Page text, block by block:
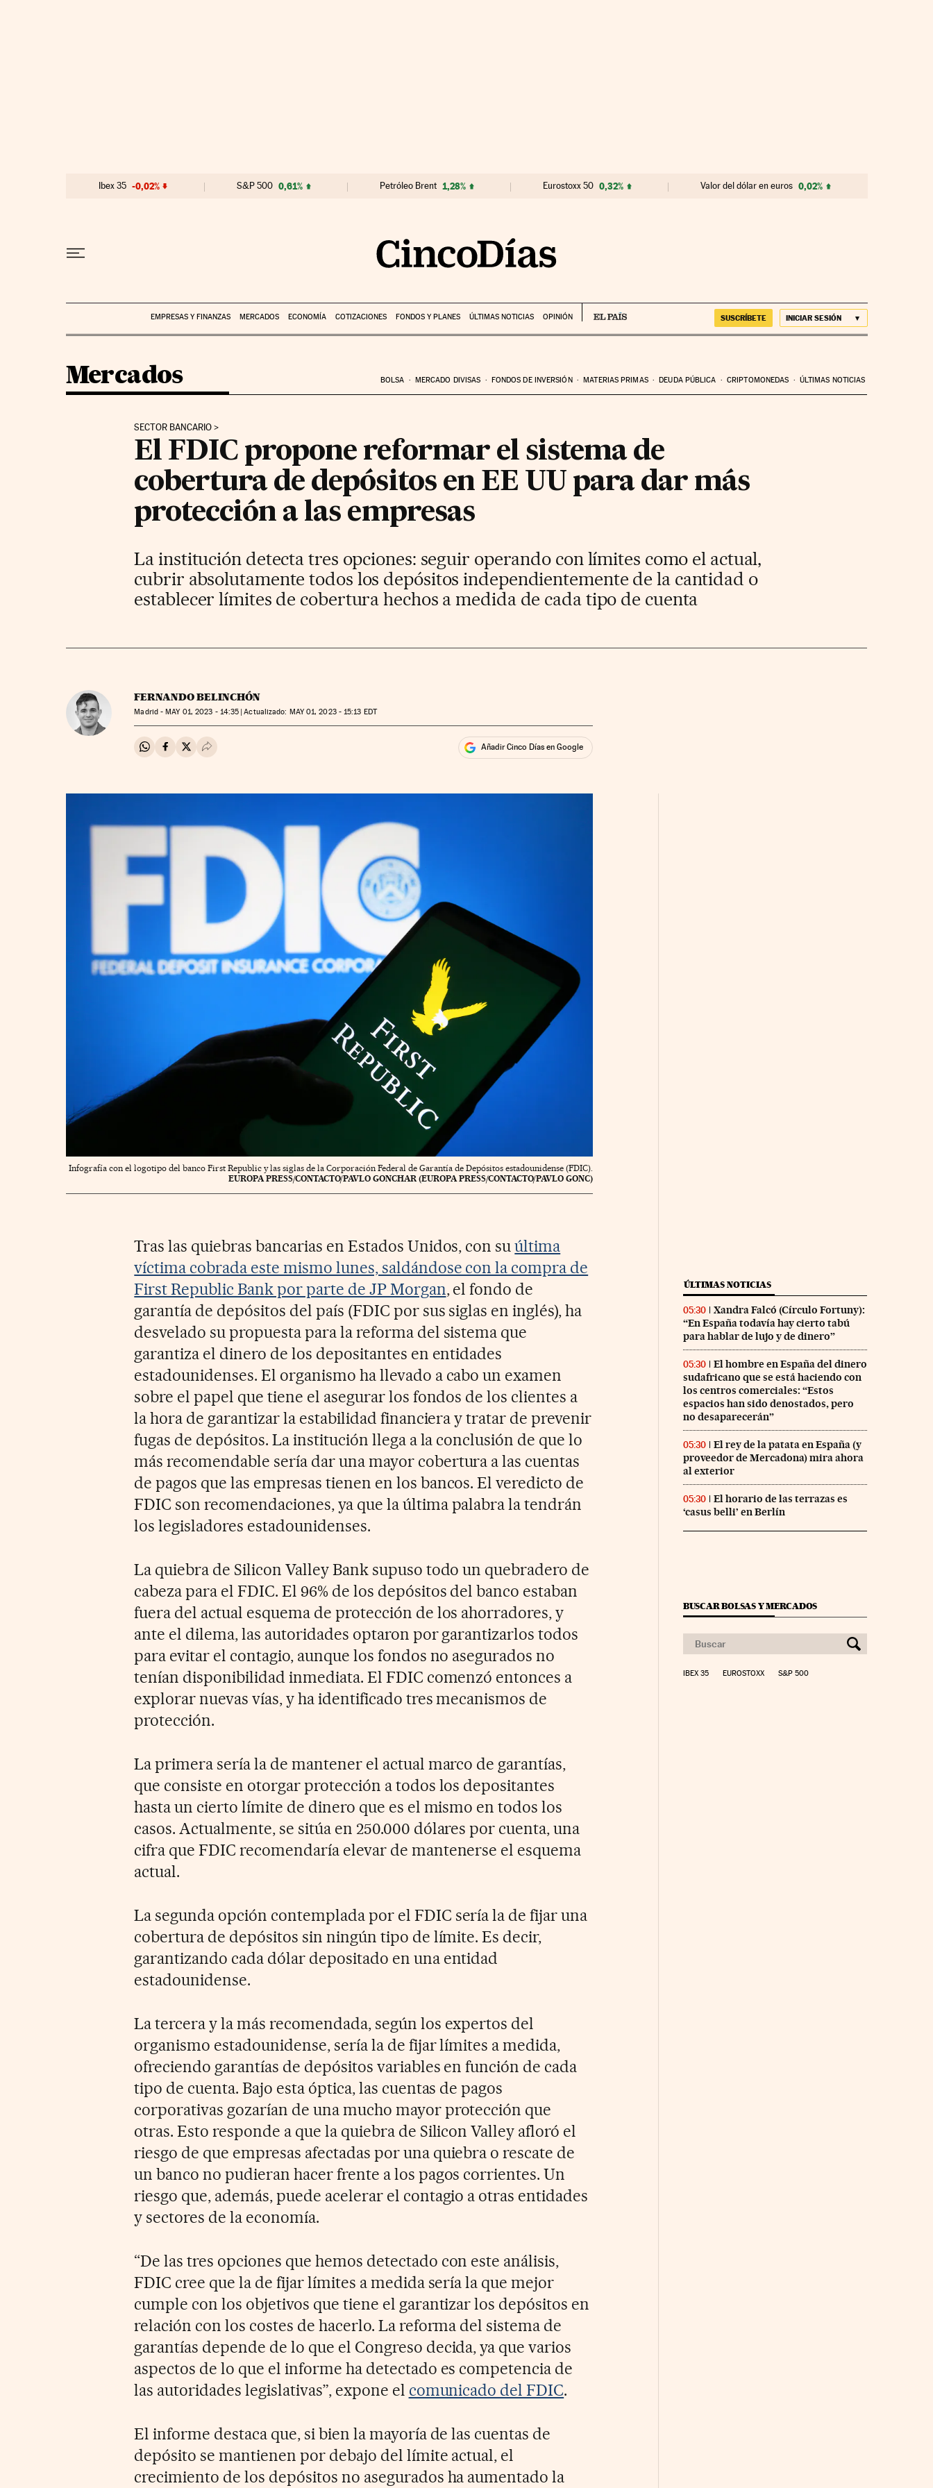
Ibex 35 -0,02% S&P 500 0,61% Petróleo Brent 1,28% Eurostoxx 50 0,32% Valor del dólar en euros 0,02%
EMPRESAS Y FINANZAS MERCADOS ECONOMÍA COTIZACIONES FONDOS Y PLANES ÚLTIMAS NOTICIAS OPINIÓN SUSCRÍBETE INICIAR SESIÓN
Mercados BOLSA MERCADO DIVISAS FONDOS DE INVERSIÓN MATERIAS PRIMAS DEUDA PÚBLICA CRIPTOMONEDAS ÚLTIMAS NOTICIAS
SECTOR BANCARIO
El FDIC propone reformar el sistema de
cobertura de depósitos en EE UU para dar más
protección a las empresas
La institución detecta tres opciones: seguir operando con límites como el actual,
cubrir absolutamente todos los depósitos independientemente de la cantidad o
establecer límites de cobertura hechos a medida de cada tipo de cuenta
FERNANDO BELINCHÓN
Madrid -MAY01, 2023 - 14:35 actualizado: MAY01, 2023 - 15:13 EDT
Compartir en Whatsapp
Compartir en Facebook
Compartir en Twitter
Desplegar Redes Sociales Añadir Cinco Días en Google
Infografía con el logotipo del banco First Republic y las siglas de la Corporación Federal de Garantía de Depósitos estadounidense (FDIC).
EUROPA PRESS/CONTACTO/PAVLO GONCHAR (EUROPA PRESS/CONTACTO/PAVLO GONC)
Tras las quiebras bancarias en Estados Unidos, con suúltima
víctima cobrada este mismo lunes, saldándose con la compra de
First Republic Bank por parte de JP Morgan, el fondo de
garantía de depósitos del país (FDIC por sus siglas en inglés), ha
desvelado su propuesta para la reforma del sistema que
garantiza el dinero de los depositantes en entidades
estadounidenses. El organismo ha llevado a cabo un examen
sobre el papel que tiene el asegurar los fondos de los clientes a
la hora de garantizar la estabilidad financiera y tratar de prevenir
fugas de depósitos. La institución llega a la conclusión de que lo
más recomendable sería dar una mayor cobertura a las cuentas
de pagos que las empresas tienen en los bancos. El veredicto de
FDIC son recomendaciones, ya que la última palabra la tendrán
los legisladores estadounidenses.
La quiebra de Silicon Valley Bank supuso todo un quebradero de
cabeza para el FDIC. El 96% de los depósitos del banco estaban
fuera del actual esquema de protección de los ahorradores, y
ante el dilema, las autoridades optaron por garantizarlos todos
para evitar el contagio, aunque los fondos no asegurados no
tenían disponibilidad inmediata. El FDIC comenzó entonces a
explorar nuevas vías, y ha identificado tres mecanismos de
protección.
La primera sería la de mantener el actual marco de garantías,
que consiste en otorgar protección a todos los depositantes
hasta un cierto límite de dinero que es el mismo en todos los
casos. Actualmente, se sitúa en 250.000 dólares por cuenta, una
cifra que FDIC recomendaría elevar de mantenerse el esquema
actual.
La segunda opción contemplada por el FDIC sería la de fijar una
cobertura de depósitos sin ningún tipo de límite. Es decir,
garantizando cada dólar depositado en una entidad
estadounidense.
La tercera y la más recomendada, según los expertos del
organismo estadounidense, sería la de fijar límites a medida,
ofreciendo garantías de depósitos variables en función de cada
tipo de cuenta. Bajo esta óptica, las cuentas de pagos
corporativas gozarían de una mucho mayor protección que
otras. Esto responde a que la quiebra de Silicon Valley afloró el
riesgo de que empresas afectadas por una quiebra o rescate de
un banco no pudieran hacer frente a los pagos corrientes. Un
riesgo que, además, puede acelerar el contagio a otras entidades
y sectores de la economía.
“De las tres opciones que hemos detectado con este análisis,
FDIC cree que la de fijar límites a medida sería la que mejor
cumple con los objetivos que tiene el garantizar los depósitos en
relación con los costes de hacerlo. La reforma del sistema de
garantías depende de lo que el Congreso decida, ya que varios
aspectos de lo que el informe ha detectado es competencia de
las autoridades legislativas”, expone el comunicado del FDIC.
El informe destaca que, si bien la mayoría de las cuentas de
depósito se mantienen por debajo del límite actual, el
crecimiento de los depósitos no asegurados ha aumentado la
ÚLTIMAS NOTICIAS
05:30
Xandra Falcó (Círculo Fortuny):
“En España todavía hay cierto tabú
para hablar de lujo y de dinero”
05:30
El hombre en España del dinero
sudafricano que se está haciendo con
los centros comerciales: “Estos
espacios han sido denostados, pero
no desaparecerán”
05:30
El rey de la patata en España (y
proveedor de Mercadona) mira ahora
al exterior
05:30
El horario de las terrazas es
‘casus belli’ en Berlín
BUSCAR BOLSAS Y MERCADOS
IBEX 35 EUROSTOXX S&P 500